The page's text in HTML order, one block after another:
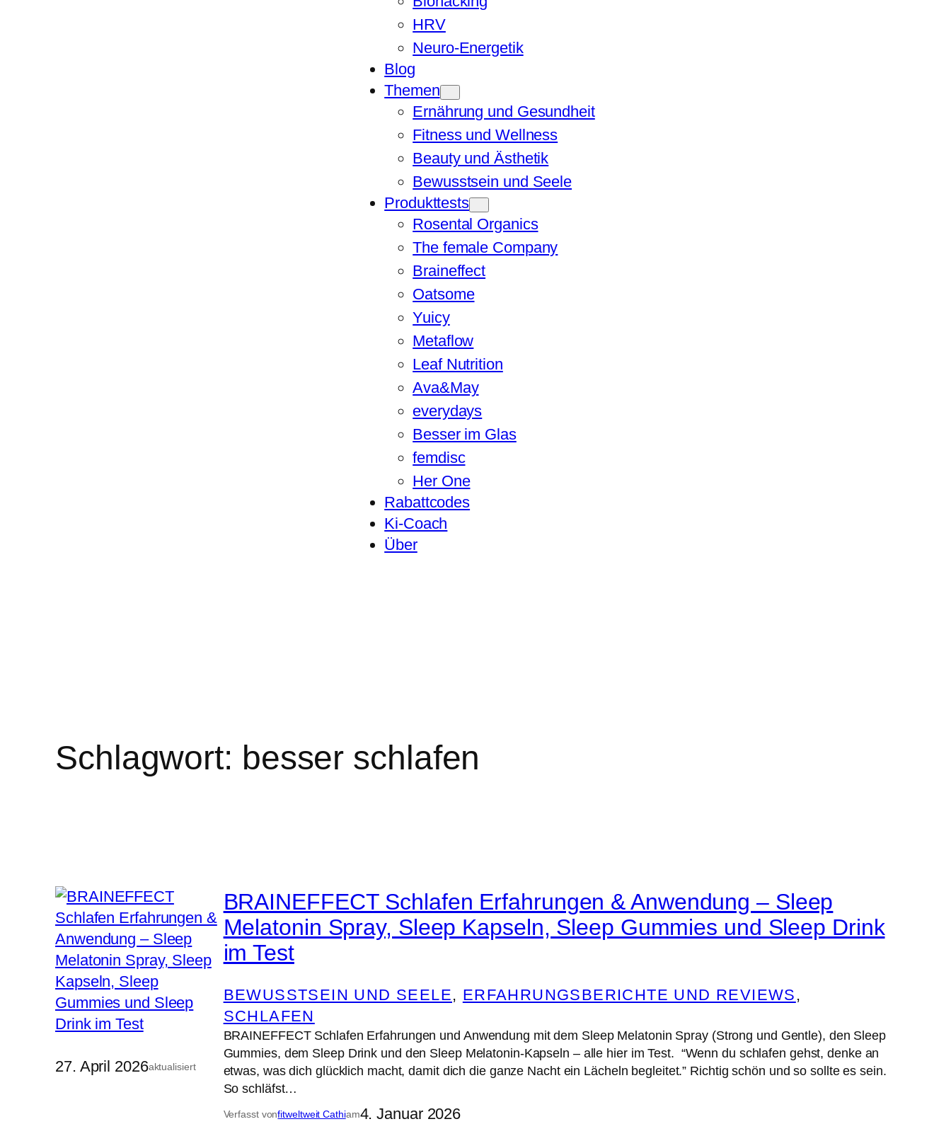
HRV
Neuro-Energetik
Blog
Themen
Ernährung und Gesundheit
Fitness und Wellness
Beauty und Ästhetik
Bewusstsein und Seele
Produkttests
Rosental Organics
The female Company
Braineffect
Oatsome
Yuicy
Metaflow
Leaf Nutrition
Ava&May
everydays
Besser im Glas
femdisc
Her One
Rabattcodes
Ki-Coach
Über
Schlagwort: besser schlafen
27. April 2026aktualisiert
BRAINEFFECT Schlafen Erfahrungen & Anwendung – Sleep
Melatonin Spray, Sleep Kapseln, Sleep Gummies und Sleep Drink
im Test
BEWUSSTSEIN UND SEELE, ERFAHRUNGSBERICHTE UND REVIEWS
SCHLAFEN
BRAINEFFECT Schlafen Erfahrungen und Anwendung mit dem Sleep Melatonin Spray (Strong und Gentle), den Sleep
Gummies, dem Sleep Drink und den Sleep Melatonin-Kapseln – alle hier im Test. “Wenn du schlafen gehst, denke an
etwas, was dich glücklich macht, damit dich die ganze Nacht ein Lächeln begleitet.” Richtig schön und so sollte es sein.
So schläfst…
Verfasst vonfitweltweit Cathiam4. Januar 2026